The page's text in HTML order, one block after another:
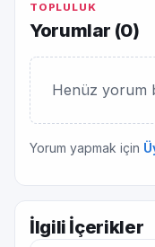
TOPLULUK
Yorumlar (0)
Henüz yorum
Yorum yapmak için
İlgili İçerikler